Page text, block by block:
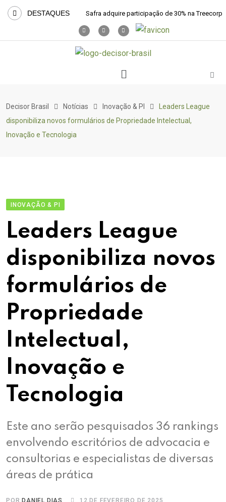
DESTAQUES Safra adquire participação de 30% na Treecorp
Decisor Brasil Notícias Inovação & PI
Leaders League
disponibiliza novos formulários de Propriedade Intelectual,
Inovação e Tecnologia
INOVAÇÃO & PI
Leaders League
disponibiliza novos
formulários de
Propriedade
Intelectual,
Inovação e
Tecnologia
Este ano serão pesquisados 36 rankings
envolvendo escritórios de advocacia e
consultorias e especialistas de diversas
áreas de prática
POR DANIEL DIAS
12 DE FEVEREIRO DE 2025